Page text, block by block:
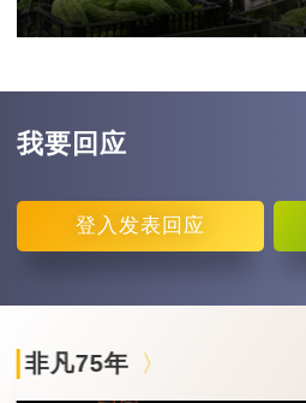
我要回应
登入 发表回应
非凡75年